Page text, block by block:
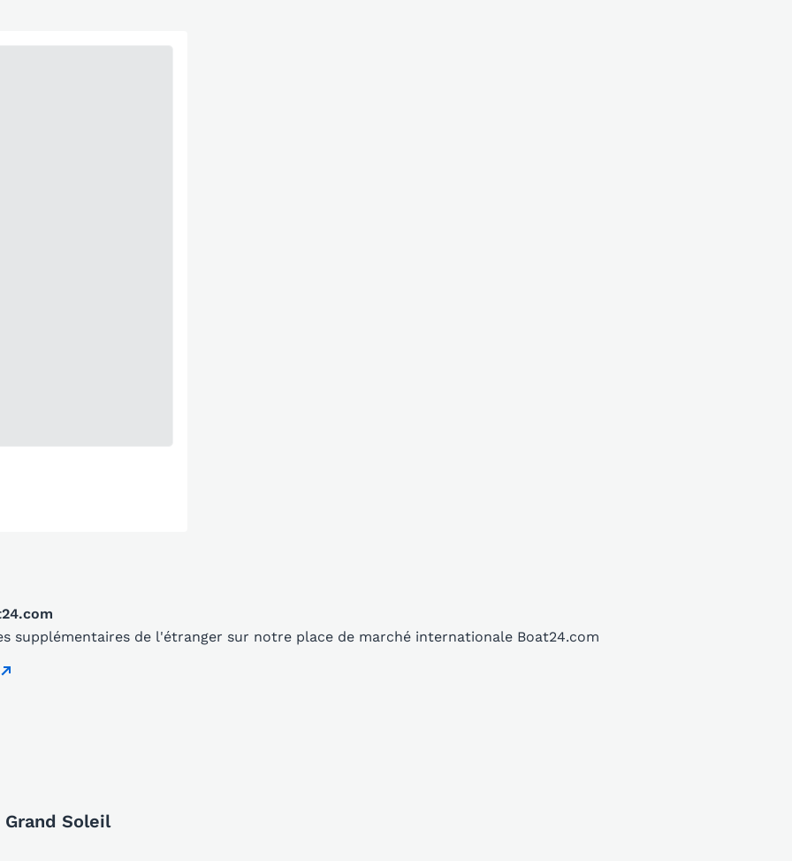
supplémentaires de l'étranger sur notre place de marché internationale Boat24.com
Soleil